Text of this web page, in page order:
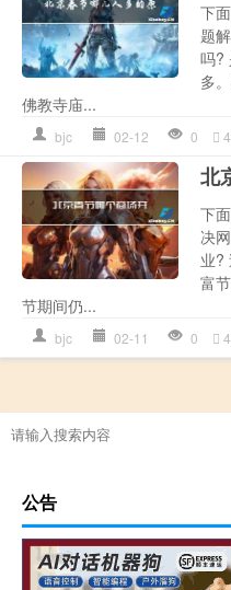
下
题
吗?
多
佛教寺庙...
bjc 02-12 0
北
下
决
业?
富
节期间仍...
bjc 02-11 0
公告